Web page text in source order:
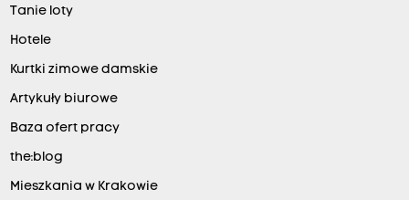
Tanie loty
Hotele
Kurtki zimowe damskie
Artykuły biurowe
Baza ofert pracy
the:blog
Mieszkania w Krakowie